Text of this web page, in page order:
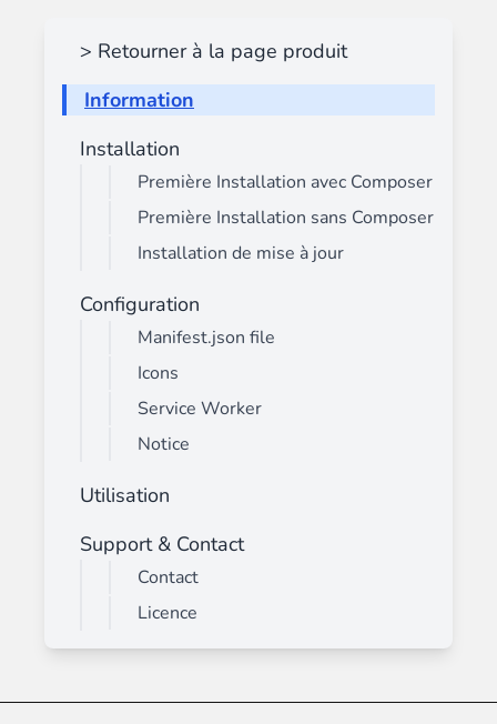
> Retourner à la page produit
Information
Installation
Première Installation avec Composer
Première Installation sans Composer
Installation de mise à jour
Configuration
Manifest.json file
Icons
Service Worker
Notice
Utilisation
Support & Contact
Contact
Licence